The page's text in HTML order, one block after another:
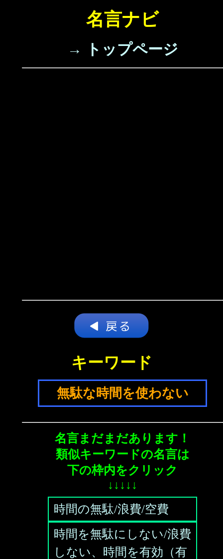
名言ナビ
→ トップページ
キーワード
無駄な時間を使わない
名言まだまだあります！
類似キーワードの名言は
下の枠内をクリック
↓↓↓↓↓
時間の無駄/浪費/空費
時間を無駄にしない/浪費
しない、時間を有効（有